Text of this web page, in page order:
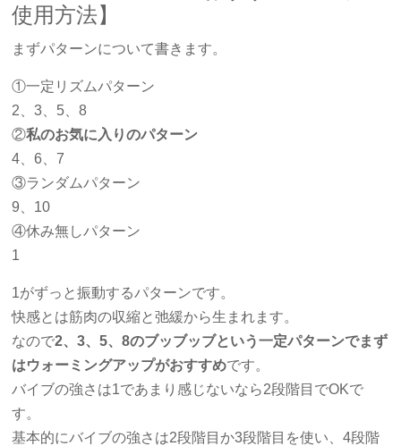
使用方法】
まずパターンについて書きます。
①一定リズムパターン
2、3、5、8
②私のお気に入りのパターン
4、6、7
③ランダムパターン
9、10
④休み無しパターン
1
1がずっと振動するパターンです。
快感とは筋肉の収縮と弛緩から生まれます。
なので2、3、5、8のブッブッブという一定パターンでまず
はウォーミングアップがおすすめです。
バイブの強さは1であまり感じないなら2段階目でOKで
す。
基本的にバイブの強さは2段階目か3段階目を使い、4段階